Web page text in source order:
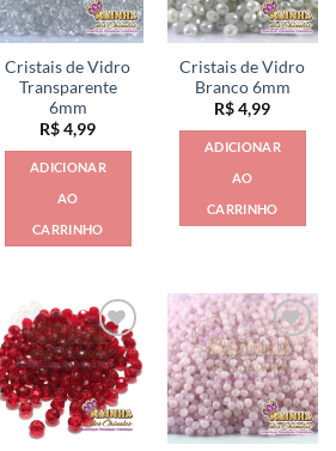
Cristais de Vidro
Transparente
6mm
R$4,99
ADICIONAR
AO
CARRINHO
Cristais de Vidro
Branco 6mm
R$4,99
ADICIONAR
AO
CARRINHO